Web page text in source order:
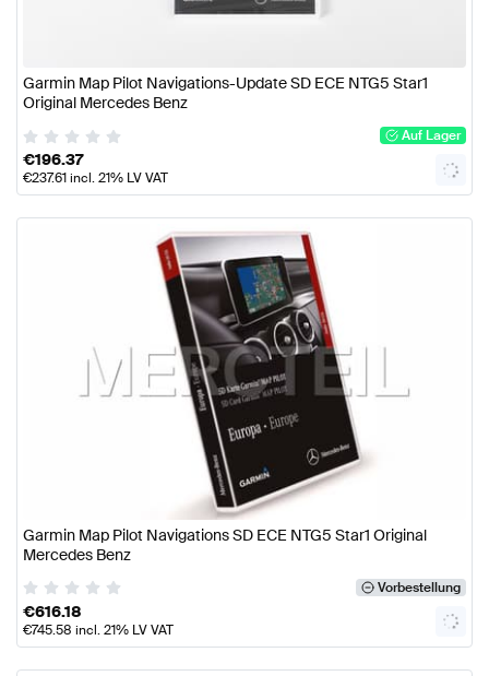
Garmin Map Pilot Navigations-Update SD ECE NTG5 Star1
Original Mercedes Benz
Auf Lager
€196.37
€237.61incl. 21% LV VAT
Garmin Map Pilot Navigations SD ECE NTG5 Star1 Original
Mercedes Benz
Vorbestellung
€616.18
€745.58 incl. 21% LV VAT